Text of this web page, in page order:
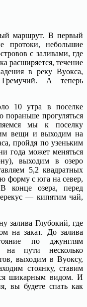
маршрут. В первый
протоки, небольшие
с заливами, где
расширяется, течение
в реку Вуокса,
А теперь
10 утра в поселке
пораньше прогуляться
мы к поселку
вещи и выходим на
пройдя по узеньким
года может меняться
выходим в озеро
5,2 квадратных
форму с юга на север,
конце озера, перед
— кипятим чай,
залива Глубокий, где
на закат. До залива
по джунглям
на пути несколько
выходим в Вуоксу,
стоянку, ставим
шикарным видом. И
вы будете спать как